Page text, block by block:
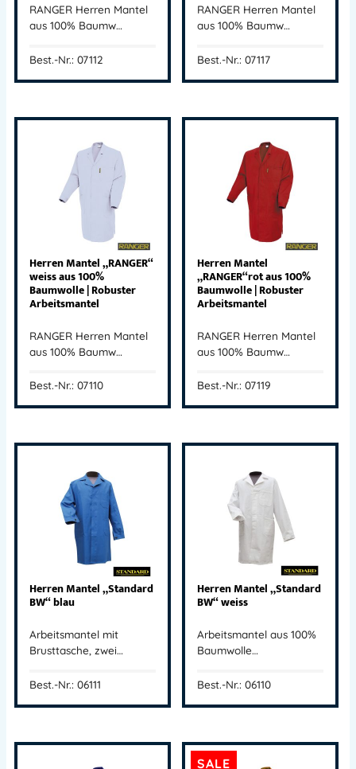
RANGER Herren Mantel
aus 100% Baumw…
Best.-Nr.: 07112
RANGER Herren Mantel
aus 100% Baumw…
Best.-Nr.: 07117
Herren Mantel „RANGER“
weiss aus 100%
Baumwolle | Robuster
Arbeitsmantel
RANGER Herren Mantel
aus 100% Baumw…
Best.-Nr.: 07110
Herren Mantel
„RANGER“rot aus 100%
Baumwolle | Robuster
Arbeitsmantel
RANGER Herren Mantel
aus 100% Baumw…
Best.-Nr.: 07119
Herren Mantel „Standard
BW“ blau
Arbeitsmantel mit
Brusttasche, zwei…
Best.-Nr.: 06111
Herren Mantel „Standard
BW“ weiss
Arbeitsmantel aus 100%
Baumwolle…
Best.-Nr.: 06110
SALE